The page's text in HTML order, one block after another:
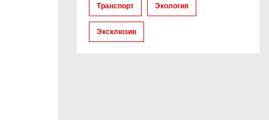
Транспорт Экология
Эксклюзив